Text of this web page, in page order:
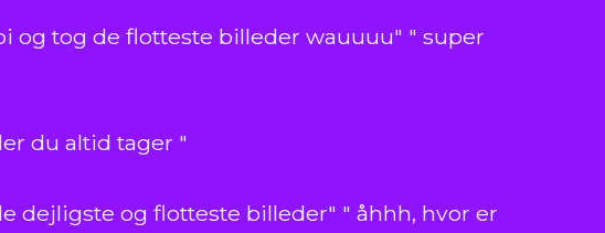
og tog de flotteste billeder wauuuu" " super
du altid tager "
dejligste og flotteste billeder" " åhhh, hvor er